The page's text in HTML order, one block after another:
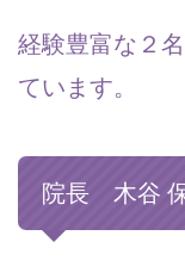
経験豊富な２
ています。
院長 木谷